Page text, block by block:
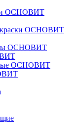
ОСНОВИТ
краски ОСНОВИТ
ОСНОВИТ
ОСНОВИТ